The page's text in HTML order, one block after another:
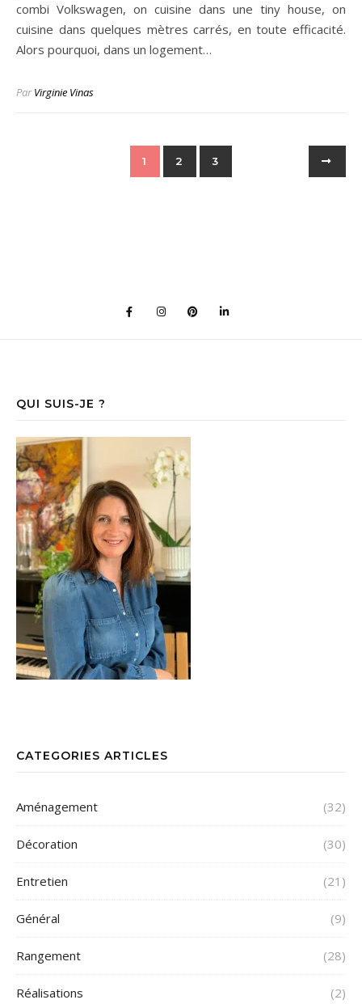
combi Volkswagen, on cuisine dans une tiny house, on
cuisine dans quelques mètres carrés, en toute efficacité.
Alors pourquoi, dans un logement…
ParVirginie Vinas
1 2 3
QUI SUIS-JE ?
CATEGORIES ARTICLES
Aménagement (32)
Décoration (30)
Entretien (21)
Général (9)
Rangement (28)
Réalisations (2)